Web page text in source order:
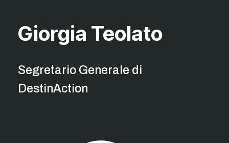
Giorgia Teolato
Segretario Generale di
DestinAction